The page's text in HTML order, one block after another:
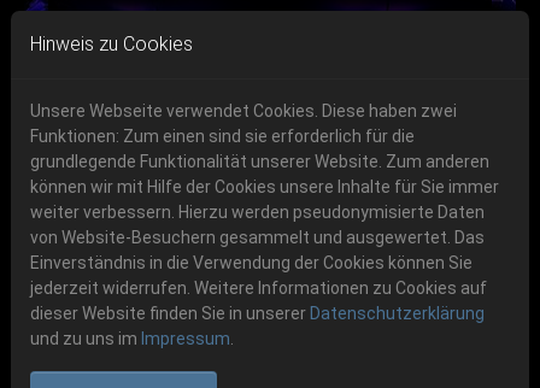
Skip to main navigation
Skip to main content
Skip to page footer
06.-08. August 2026
Schlotheim, Flugplatz Obermehler
Get your tickets!
Ticketshop www.cudgel.de
Previous Next
Hinweis zu Cookies
Unsere Webseite verwendet Cookies. Diese haben zwei
Funktionen: Zum einen sind sie erforderlich für die
grundlegende Funktionalität unserer Website. Zum anderen
können wir mit Hilfe der Cookies unsere Inhalte für Sie immer
weiter verbessern. Hierzu werden pseudonymisierte Daten
von Website-Besuchern gesammelt und ausgewertet. Das
Einverständnis in die Verwendung der Cookies können Sie
jederzeit widerrufen. Weitere Informationen zu Cookies auf
dieser Website finden Sie in unserer Datenschutzerklärung
und zu uns im Impressum